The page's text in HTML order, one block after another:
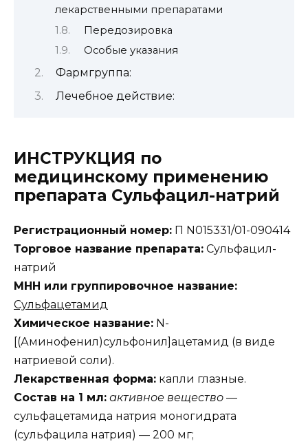
лекарственными препаратами
Передозировка
Особые указания
Фармгруппа:
Лечебное действие:
ИНСТРУКЦИЯ по
медицинскому применению
препарата Сульфацил-натрий
Регистрационный номер: П N015331/01-090414
Торговое название препарата: Сульфацил-
натрий
МНН или группировочное название:
Сульфацетамид
Химическое название: N-
[(Аминофенил)сульфонил]ацетамид (в виде
натриевой соли).
Лекарственная форма: капли глазные.
Состав на 1 мл: активное вещество —
сульфацетамида натрия моногидрата
(сульфацила натрия) — 200 мг;